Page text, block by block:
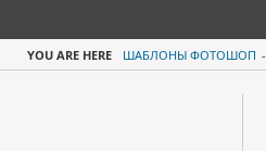
YOU ARE HERE ШАБЛОНЫ ФОТОШОП -